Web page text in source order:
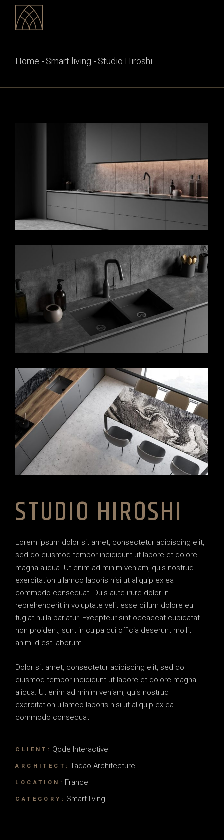
Home Smart living Studio Hiroshi
STUDIO HIROSHI
Lorem ipsum dolor sit amet, consectetur adipiscing elit,
sed do eiusmod tempor incididunt ut labore et dolore
magna aliqua. Ut enim ad minim veniam, quis nostrud
exercitation ullamco laboris nisi ut aliquip ex ea
commodo consequat. Duis aute irure dolor in
reprehenderit in voluptate velit esse cillum dolore eu
fugiat nulla pariatur. Excepteur sint occaecat cupidatat
non proident, sunt in culpa qui officia deserunt mollit
anim id est laborum.
Dolor sit amet, consectetur adipiscing elit, sed do
eiusmod tempor incididunt ut labore et dolore magna
aliqua. Ut enim ad minim veniam, quis nostrud
exercitation ullamco laboris nisi ut aliquip ex ea
commodo consequat
CLIENT: Qode Interactive
ARCHITECT: Tadao Architecture
LOCATION: France
CATEGORY: Smart living